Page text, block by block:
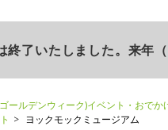
終了いたしました。来年
ールデンウィーク)イベント・おでか
ヨックモックミュージアム